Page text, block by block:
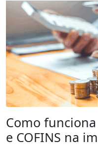
Como
e COFINS na